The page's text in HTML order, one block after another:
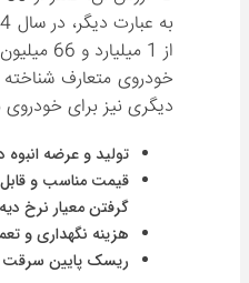
خودروی متعارف
دیگری نیز برای
تولید و عرضه انبوه
قیمت مناسب و
گرفتن معیار نرخ
هزینه نگهداری و
ریسک پایین